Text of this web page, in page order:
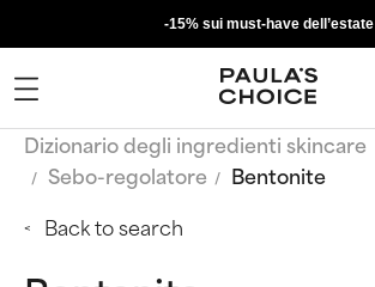
-15% sui must-have dell’estate
Dizionario degli ingredienti skincare
Sebo-regolatore
Bentonite
Back to search